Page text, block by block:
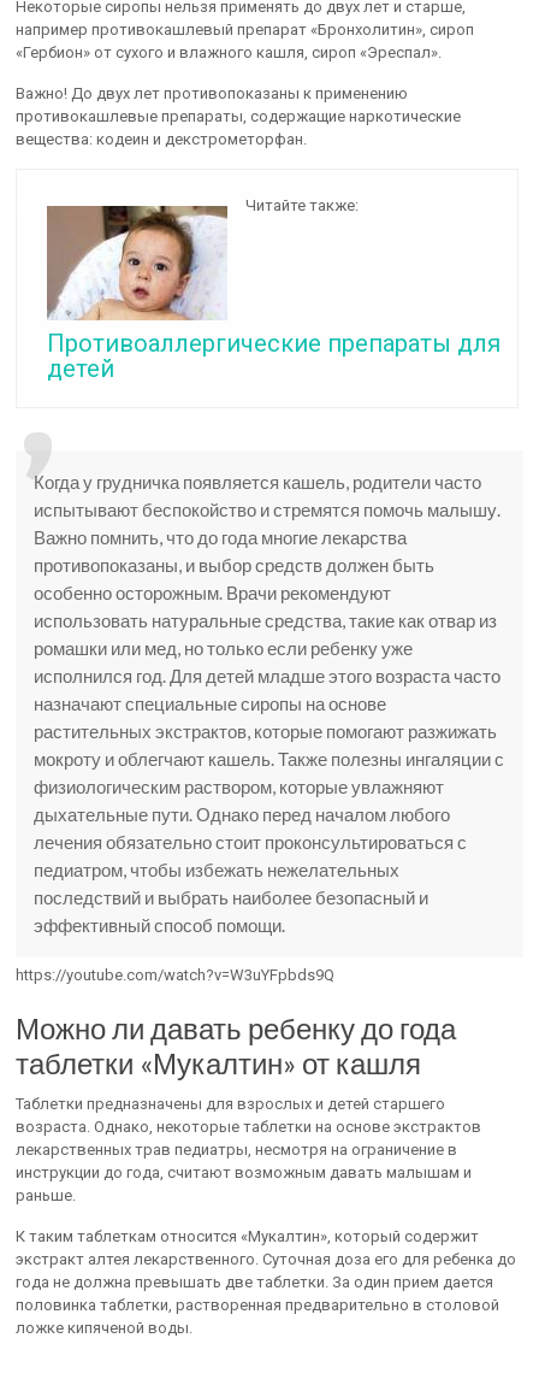
Некоторые сиропы нельзя применять до двух лет и старше,
например противокашлевый препарат «Бронхолитин», сироп
«Гербион» от сухого и влажного кашля, сироп «Эреспал».
Важно! До двух лет противопоказаны к применению
противокашлевые препараты, содержащие наркотические
вещества: кодеин и декстрометорфан.
Читайте также:
Противоаллергические препараты для
детей
Когда у грудничка появляется кашель, родители часто
испытывают беспокойство и стремятся помочь малышу.
Важно помнить, что до года многие лекарства
противопоказаны, и выбор средств должен быть
особенно осторожным. Врачи рекомендуют
использовать натуральные средства, такие как отвар из
ромашки или мед, но только если ребенку уже
исполнился год. Для детей младше этого возраста часто
назначают специальные сиропы на основе
растительных экстрактов, которые помогают разжижать
мокроту и облегчают кашель. Также полезны ингаляции с
физиологическим раствором, которые увлажняют
дыхательные пути. Однако перед началом любого
лечения обязательно стоит проконсультироваться с
педиатром, чтобы избежать нежелательных
последствий и выбрать наиболее безопасный и
эффективный способ помощи.
https://youtube.com/watch?v=W3uYFpbds9Q
Можно ли давать ребенку до года
таблетки «Мукалтин» от кашля
Таблетки предназначены для взрослых и детей старшего
возраста. Однако, некоторые таблетки на основе экстрактов
лекарственных трав педиатры, несмотря на ограничение в
инструкции до года, считают возможным давать малышам и
раньше.
К таким таблеткам относится «Мукалтин», который содержит
экстракт алтея лекарственного. Суточная доза его для ребенка до
года не должна превышать две таблетки. За один прием дается
половинка таблетки, растворенная предварительно в столовой
ложке кипяченой воды.